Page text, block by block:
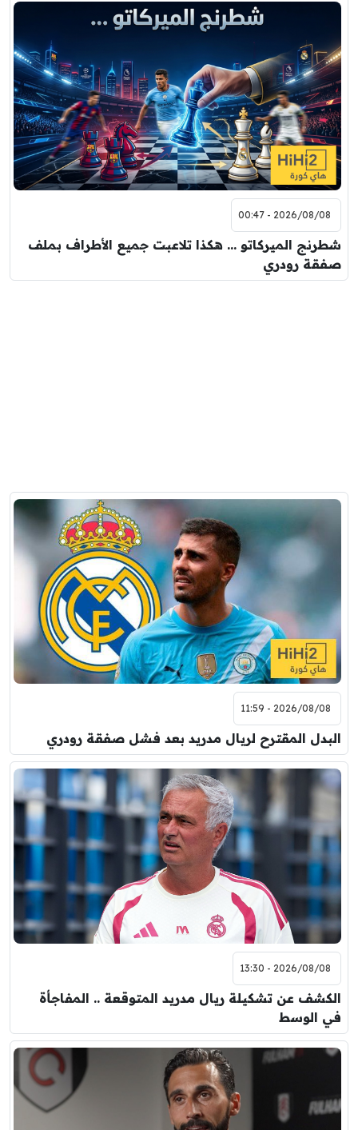
2026/08/08 - 00:47
شطرنج الميركاتو … هكذا تلاعبت جميع الأطراف بملف
صفقة رودري
2026/08/08 - 11:59
البدل المقترح لريال مدريد بعد فشل صفقة رودري
2026/08/08 - 13:30
الكشف عن تشكيلة ريال مدريد المتوقعة .. المفاجأة
في الوسط